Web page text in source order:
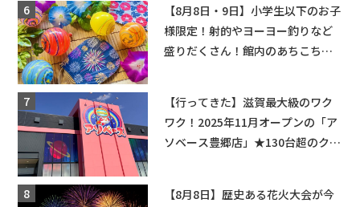
【8月8日・9日】小学生以下のお子
様限定！射的やヨーヨー釣りなど
盛りだくさん！館内のあちこちに
【行ってきた】滋賀最大級のワク
ワク！2025年11月オープンの「ア
ソベース豊郷店」★130台超のクレ
【8月8日】歴史ある花火大会が今